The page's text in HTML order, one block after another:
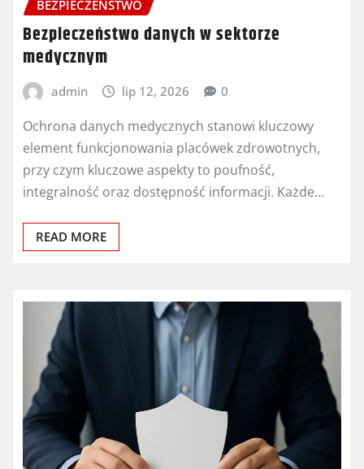
BEZPIECZEŃSTWO
Bezpieczeństwo danych w sektorze
medycznym
admin lip 12, 2026 0
Ochrona danych medycznych stanowi kluczowy
element funkcjonowania placówek zdrowotnych,
przy czym kluczowe aspekty to poufność,
integralność oraz dostępność informacji. Każde…
READ MORE